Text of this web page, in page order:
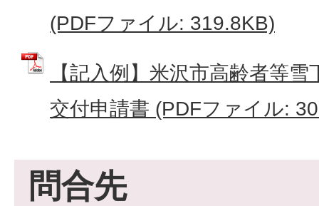
(PDFファイル: 319.8KB)
【記入例】米沢市高齢者等
交付申請書 (PDFファイル:
問合先